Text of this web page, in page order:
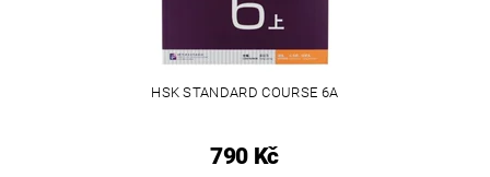
HSK STANDARD COURSE 6A
790 Kč